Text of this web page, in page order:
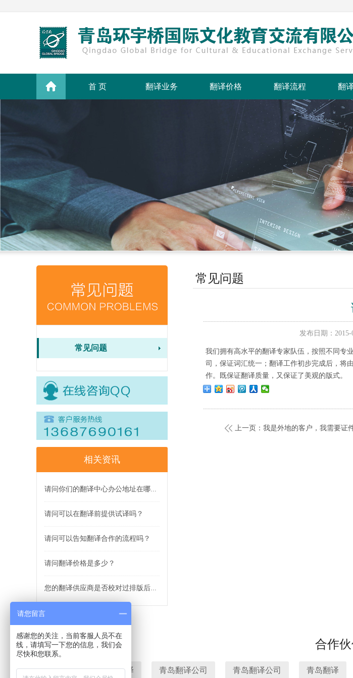
首 页 翻译业务 翻译价格 翻译流程 翻
常见问题
相关资讯
请问你们的翻译中心办公地址在哪...
请问可以在翻译前提供试译吗？
请问可以告知翻译合作的流程吗？
请问翻译价格是多少？
您的翻译供应商是否校对过排版后...
常见问题
发布日期：
我们拥有高水平的翻译专家队伍，按照不同专
司，保证词汇统一；翻译工作初步完成后，将
作。既保证翻译质量，又保证了美观的版式。
上一页：我是外地的客户，我需要证
合作
青岛翻译 有道翻译 青岛翻译公司 青岛翻译公司 青岛翻译
请您留言
感谢您的关注，当前客服人员不在
线，请填写一下您的信息，我们会
尽快和您联系。